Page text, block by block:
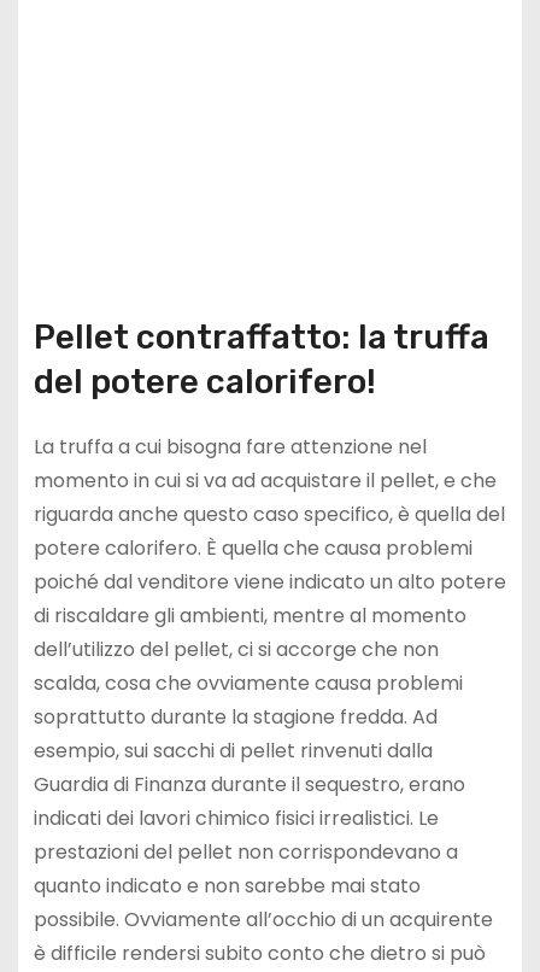
Pellet contraffatto: la truffa
del potere calorifero!
La truffa a cui bisogna fare attenzione nel
momento in cui si va ad acquistare il pellet, e che
riguarda anche questo caso specifico, è quella del
potere calorifero. È quella che causa problemi
poiché dal venditore viene indicato un alto potere
di riscaldare gli ambienti, mentre al momento
dell’utilizzo del pellet, ci si accorge che non
scalda, cosa che ovviamente causa problemi
soprattutto durante la stagione fredda. Ad
esempio, sui sacchi di pellet rinvenuti dalla
Guardia di Finanza durante il sequestro, erano
indicati dei lavori chimico fisici irrealistici. Le
prestazioni del pellet non corrispondevano a
quanto indicato e non sarebbe mai stato
possibile. Ovviamente all’occhio di un acquirente
è difficile rendersi subito conto che dietro si può